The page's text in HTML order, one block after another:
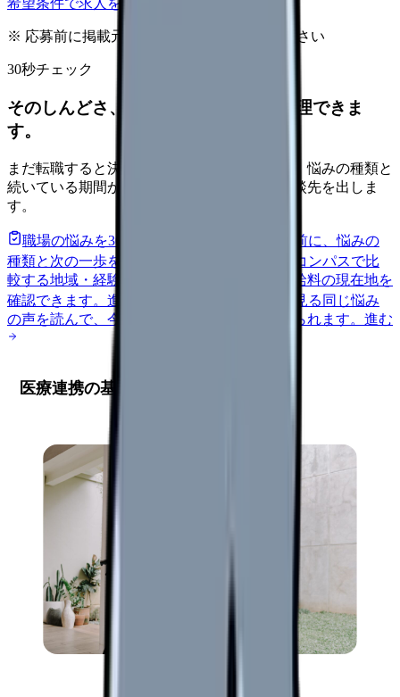
希望条件で求人を探す
※ 応募前に掲載元の最新情報を確認してください
30秒チェック
そのしんどさ、転職すべきサインか整理できま
す。
まだ転職すると決めていなくても大丈夫です。悩みの種類と
続いている期間から、次に見るべき記事と相談先を出しま
す。
職場の悩みを30秒で診断
辞めるべきか迷う前に、悩みの
種類と次の一歩を整理します。
給料コンパスで比
較する地域・経験年数・施設形態から、今の給料の現在地を
確認できます。 進む 匿名掲示板で本音を見る 同じ悩み
の声を読んで、今の職場だけの問題か確かめられます。 進む
医療連携の基本と重要性